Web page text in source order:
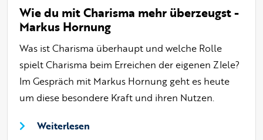
Wie du mit Charisma mehr überzeugst -
Markus Hornung
Was ist Charisma überhaupt und welche Rolle
spielt Charisma beim Erreichen der eigenen ZIele?
Im Gespräch mit Markus Hornung geht es heute
um diese besondere Kraft und ihren Nutzen.
Weiterlesen